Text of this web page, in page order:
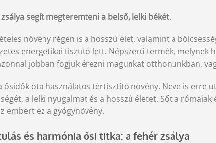
segít megteremteni a belső, lelki békét.
növény régen is a hosszú élet, valamint a
energetikai tisztító lett. Népszerű termék, melynek
jobban fogjuk érezni magunkat otthonunkban,
ősidők óta használatos tértisztító növény. Neve is erre
a lelki nyugalmat és a hosszú életet. Sőt a
embert ez a gyógynövény.
és harmónia ősi titka: a fehér zsálya